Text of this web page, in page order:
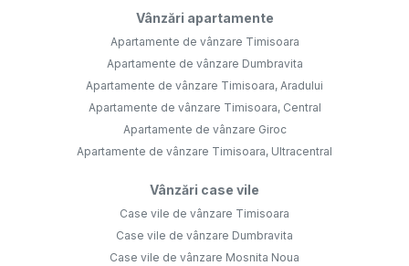
Vânzări apartamente
Apartamente de vânzare Timisoara
Apartamente de vânzare Dumbravita
Apartamente de vânzare Timisoara, Aradului
Apartamente de vânzare Timisoara, Central
Apartamente de vânzare Giroc
Apartamente de vânzare Timisoara, Ultracentral
Vânzări case vile
Case vile de vânzare Timisoara
Case vile de vânzare Dumbravita
Case vile de vânzare Mosnita Noua